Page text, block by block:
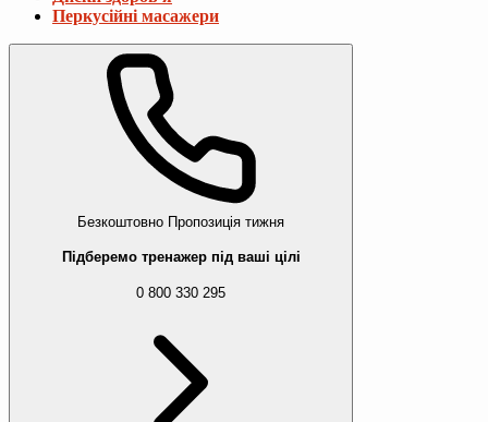
Перкусійні масажери
Безкоштовно Пропозиція тижня
Підберемо тренажер під ваші цілі
0 800 330 295